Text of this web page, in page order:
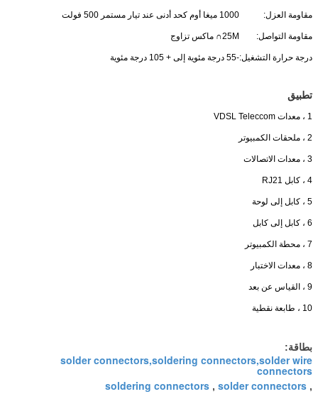
مقاومة العزل: 1000 ميغا أوم كحد أدنى عند تيار مستمر 500 فولت
مقاومة التواصل: 25M∩ ماكس تزاوج
درجة حرارة التشغيل:-55 درجة مئوية إلى + 105 درجة مئوية
تطبيق
1 ، معدات VDSL Teleccom
2 ، ملحقات الكمبيوتر
3 ، معدات الاتصالات
4 ، كابل RJ21
5 ، كابل إلى لوحة
6 ، كابل إلى كابل
7 ، محطة الكمبيوتر
8 ، معدات الاختبار
9 ، القياس عن بعد
10 ، طابعة نقطية
بطاقة:
solder connectors,soldering connectors,solder wire
connectors
,
solder connectors
,
soldering connectors